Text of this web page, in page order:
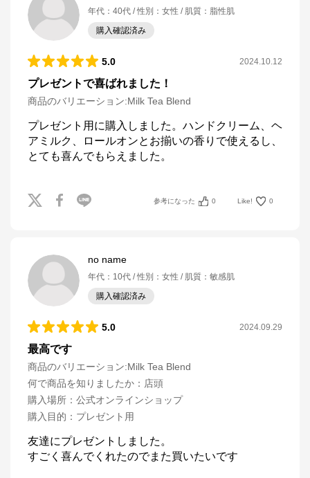
年代 ： 40代 性別 ： 女性 肌質 ： 脂性肌
購入確認済み
5.0 2024.10.12
プレゼントで喜ばれました！
商品のバリエーション:Milk Tea Blend
プレゼント用に購入しました。ハンドクリーム、ヘ
アミルク、ロールオンとお揃いの香りで使えるし、
とても喜んでもらえました。
参考になった 0 Like! 0
no name
年代 ： 10代 性別 ： 女性 肌質 ： 敏感肌
購入確認済み
5.0 2024.09.29
最高です
商品のバリエーション:Milk Tea Blend
何で商品を知りましたか ： 店頭
購入場所 ： 公式オンラインショップ
購入目的 ： プレゼント用
友達にプレゼントしました。
すごく喜んでくれたのでまた買いたいです